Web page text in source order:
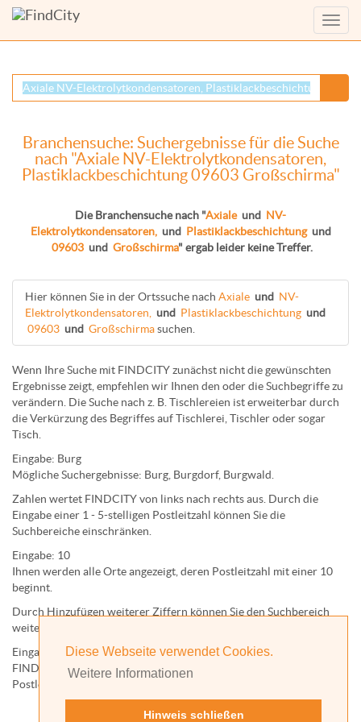
Diese Webseite verwendet Cookies.
Weitere Informationen
Hinweis schließen
Menü
Branchensuche: Suchergebnisse für die Suche
nach "Axiale NV-Elektrolytkondensatoren,
Plastiklackbeschichtung 09603 Großschirma"
Die Branchensuche nach "Axiale und NV-
Elektrolytkondensatoren, und Plastiklackbeschichtung und
09603 und Großschirma" ergab leider keine Treffer.
Hier können Sie in der Ortssuche nach Axiale und NV-
Elektrolytkondensatoren,
und Plastiklackbeschichtung und
09603 und Großschirmasuchen.
Wenn Ihre Suche mit FINDCITY zunächst nicht die gewünschten
Ergebnisse zeigt, empfehlen wir Ihnen den oder die Suchbegriffe zu
verändern. Die Suche nach z. B. Tischlereien ist erweiterbar durch
die Verkürzung des Begriffes aufTischlerei Tischleroder sogar
Tisch
Eingabe: Burg
Mögliche Suchergebnisse: Burg Burgdorf, Burgwald.
Zahlen wertet FINDCITY von links nach rechts aus. Durch die
Eingabe einer 1 - 5-stelligen Postleitzahl können Sie die
Suchbereiche einschränken.
Eingabe: 10
Ihnen werden alle Orteangezeigt, deren Postleitzahl mit einer 10
beginnt.
Durch Hinzufügen weiterer Ziffern können Sie den Suchbereich
weiter einschränken.
Eingabe:
10585
FINDCITY präsentiert Ihnen ausschließlich die zu dieser
Postleitzahl gehörende Kommune; in diesem Fall Berlin.